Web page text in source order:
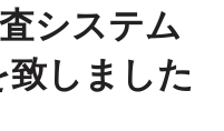
システム
しました